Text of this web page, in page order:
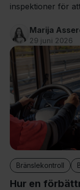
inspektioner för
Marija
29 juni 2026
Bränslekontroll
Hur en